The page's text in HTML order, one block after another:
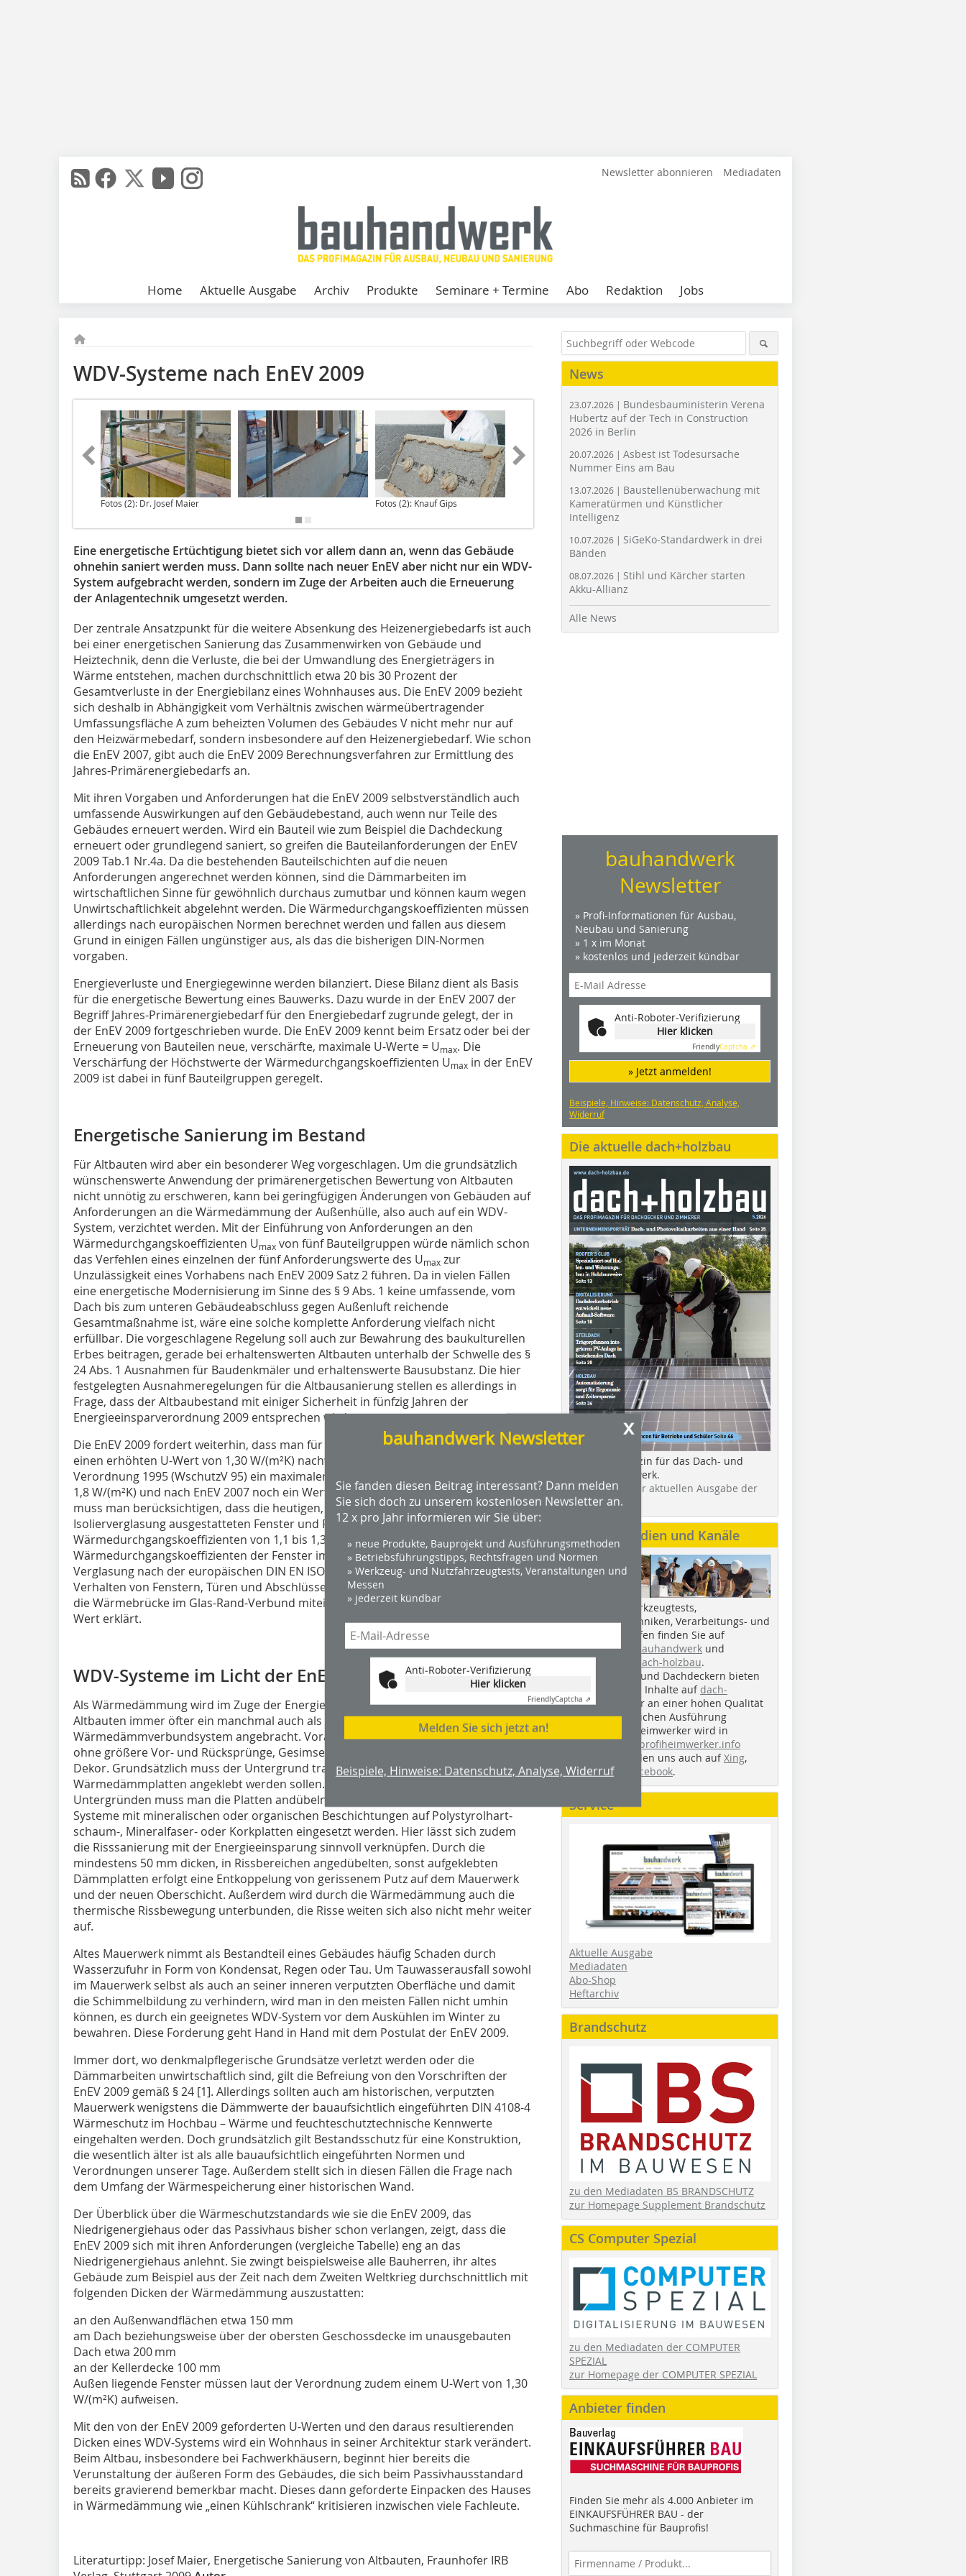
Newsletter abonnieren Mediadaten
Home Aktuelle Ausgabe Archiv Produkte Seminare + Termine Abo Redaktion Jobs
WDV-Systeme nach EnEV 2009
Fotos (2): Dr. Josef Maier Fotos (2): Knauf Gips Fotos (2): Dr. Josef Maier
Eine energetische Ertüchtigung bietet sich vor allem dann an, wenn das Gebäude
ohnehin saniert werden muss. Dann sollte nach neuer EnEV aber nicht nur ein WDV-
System aufgebracht werden, sondern im Zuge der Arbeiten auch die Erneuerung
der Anlagentechnik umgesetzt werden.
Der zentrale Ansatzpunkt für die weitere Absenkung des Heizenergiebedarfs ist auch
bei einer energetischen Sanierung das Zusammenwirken von Gebäude und
Heiztechnik, denn die Verluste, die bei der Umwandlung des Energieträgers in
Wärme entstehen, machen durchschnittlich etwa 20 bis 30 Prozent der
Gesamtverluste in der Energiebilanz eines Wohnhauses aus. Die EnEV 2009 bezieht
sich deshalb in Abhängigkeit vom Verhältnis zwischen wärmeübertragender
Umfassungsfläche A zum beheizten Volumen des Gebäudes V nicht mehr nur auf
den Heizwärmebedarf, sondern insbesondere auf den Heize­nergie­bedarf. Wie schon
die EnEV 2007, gibt auch die EnEV 2009 Berechnungsverfahren zur Ermittlung des
Jahres-Primärenergiebedarfs an.
Mit ihren Vorgaben und Anforderungen hat die EnEV 2009 selbstverständlich auch
umfassende Auswirkungen auf den Gebäudebestand, auch wenn nur Teile des
Gebäudes erneuert werden. Wird ein Bauteil wie zum Beispiel die Dachdeckung
erneuert oder grundlegend saniert, so greifen die Bauteilanforderungen der EnEV
2009 Tab.1 Nr.4a. Da die bestehenden Bauteilschichten auf die neuen
Anforderungen angerechnet werden können, sind die Dämmarbeiten im
wirtschaftlichen Sinne für gewöhnlich durchaus zumutbar und können kaum wegen
Unwirtschaftlichkeit abgelehnt werden. Die Wärmedurchgangskoeffizienten müssen
allerdings nach europäischen Normen berechnet werden und fallen aus diesem
Grund in einigen Fällen ungünstiger aus, als das die bisherigen DIN-Normen
vorgaben.
Energieverluste und Energiegewinne werden bilanziert. Diese Bilanz dient als Basis
für die energetische Bewer­tung eines Bauwerks. Dazu wurde in der EnEV 2007 der
Begriff Jahres-Primärenergiebedarf für den Energie­bedarf zugrunde gelegt, der in
der EnEV 2009 fortgeschrie­ben wurde. Die EnEV 2009 kennt beim Ersatz oder bei der
Erneuerung von Bauteilen neue, verschärfte, maximale U-Werte = Umax. Die
Verschärfung der Höchstwerte der Wärmedurchgangskoeffizienten Umax in der EnEV
2009 ist dabei in fünf Bauteilgruppen geregelt.
Energetische Sanierung im Bestand
Für Altbauten wird aber ein besonderer Weg vorgeschlagen. Um die grundsätzlich
wünschenswerte Anwendung der primärenergetischen Bewertung von Altbauten
nicht unnötig zu erschweren, kann bei geringfügigen Änderungen von Gebäuden auf
Anforderungen an die Wärmedämmung der Außenhülle, also auch auf ein WDV-
System, verzichtet werden. Mit der Einführung von Anforderungen an den
Wärmedurchgangskoeffizienten Umax von fünf Bauteilgruppen würde nämlich schon
das Verfehlen eines einzelnen der fünf Anforderungswerte des Umax zur
Unzulässigkeit eines Vorhabens nach EnEV 2009 Satz 2 führen. Da in vielen Fällen
eine energetische Modernisierung im Sinne des § 9 Abs. 1 keine umfassende, vom
Dach bis zum unteren Gebäudeabschluss gegen Außenluft reichende
Gesamtmaßnahme ist, wäre eine solche komplette Anforderung vielfach nicht
erfüllbar. Die vorgeschlagene Regelung soll auch zur Bewahrung des baukulturellen
Erbes beitragen, gerade bei erhaltenswerten Altbauten unterhalb der Schwelle des §
24 Abs. 1 Ausnahmen für Baudenkmäler und erhaltenswerte Bausubstanz. Die hier
festgelegten Ausnahmeregelungen für die Altbausanierung stellen es allerdings in
Frage, dass der Altbaubestand mit einiger Sicherheit in fünfzig Jahren der
Energieeinsparverordnung 2009 entsprechen wird.
Die EnEV 2009 fordert weiterhin, dass man für das in der Wand stehende Fenster
einen erhöhten U-Wert von 1,30 W/(m²K) nachweist, während nach Wärmeschutz-
Verordnung 1995 (WschutzV 95) ein maximaler Wärmedurchgangskoeffizienten k =
1,8 W/(m²K) und nach EnEV 2007 noch ein Wert für U = 1,7 W/(m²K) ausreichte. Dabei
muss man berücksichtigen, dass die heutigen, mit einer Mehrscheiben-
Isolierverglasung ausgestatteten Fenster und Fenstertüren einen
Wärmedurchgangskoeffizienten von 1,1 bis 1,3 W/(m²K) erreichen und dass die
Wärmedurchgangskoeffizienten der Fenster im Zusammenwirken von Rahmen und
Verglasung nach der europäischen DIN EN ISO 10 077 – 1 Wärmetechnisches
Verhalten von Fenstern, Türen und Abschlüssen ermittelt werden müssen. Damit ist
die Wärmebrücke im Glas-Rand-Verbund miteinbezogen, was den niedrigeren U-
Wert erklärt.
WDV-Systeme im Licht der EnEV 2009
Als Wärmedämmung wird im Zuge der Energieeinsparung außen an Neu- und
Altbauten immer öfter ein manchmal auch als „Thermohaut“ bezeichnetes
Wärmedämmverbundsystem angebracht. Voraussetzung dafür ist eine Außenwand
ohne größere Vor- und Rücksprünge, Gesimse, Fenstergewände oder sonstigen
Dekor. Grundsätzlich muss der Untergrund tragend und sauber sein, wenn die
Wärmedämmplatten angeklebt werden sollen. Bei sehr unruhigen, rissigen
Untergründen muss man die Platten andübeln. Es können alle bekannten WDV-
Systeme mit mineralischen oder organischen Beschichtungen auf Polystyrolhart­
schaum-, Mineralfaser- oder Korkplatten eingesetzt werden. Hier lässt sich zudem
die Risssanierung mit der Energieeinsparung sinnvoll verknüpfen. Durch die
mindestens 50 mm dicken, in Rissbereichen angedübelten, sonst aufgeklebten
Dämmplatten erfolgt eine Entkoppelung von gerissenem Putz auf dem Mauerwerk
und der neuen Oberschicht. Außerdem wird durch die Wärmedämmung auch die
thermische Rissbewegung unterbunden, die Risse weiten sich also nicht mehr weiter
auf.
Altes Mauerwerk nimmt als Bestandteil eines Gebäudes häufig Schaden durch
Wasserzufuhr in Form von Kondensat, Regen oder Tau. Um Tauwasserausfall sowohl
im Mauerwerk selbst als auch an seiner inneren verputzten Oberfläche und damit
die Schimmelbildung zu verhindern, wird man in den meisten Fällen nicht umhin
können, es durch ein geeignetes WDV-System vor dem Auskühlen im Winter zu
bewahren. Diese Forderung geht Hand in Hand mit dem Postulat der EnEV 2009.
Immer dort, wo denkmalpflegerische Grundsätze verletzt werden oder die
Dämmarbeiten unwirtschaftlich sind, gilt die Befreiung von den Vorschriften der
EnEV 2009 gemäß § 24 [1]. Allerdings sollten auch am historischen, verputzten
Mauerwerk wenigstens die Dämmwerte der bauaufsichtlich eingeführten DIN 4108-4
Wärmeschutz im Hochbau – Wärme und feuchteschutztechnische Kennwerte
eingehalten werden. Doch grundsätzlich gilt Bestandsschutz für eine Konstruktion,
die wesentlich älter ist als alle bauaufsichtlich eingeführten Normen und
Verordnungen unserer Tage. Außerdem stellt sich in diesen Fällen die Frage nach
dem Umfang der Wärmespeicherung einer historischen Wand.
Der Überblick über die Wärmeschutzstandards wie sie die EnEV 2009, das
Niedrigenergiehaus oder das Passivhaus bisher schon verlangen, zeigt, dass die
EnEV 2009 sich mit ihren Anforderungen (vergleiche Tabelle) eng an das
Niedrigenergiehaus anlehnt. Sie zwingt beispielsweise alle Bauherren, ihr altes
Gebäude zum Beispiel aus der Zeit nach dem Zweiten Weltkrieg durchschnittlich mit
folgenden Dicken der Wärmedämmung auszustatten:
an den Außenwandflächen etwa 150 mm
am Dach beziehungsweise über der obersten Geschossdecke im unausgebauten
Dach etwa 200 mm
an der Kellerdecke 100 mm
Außen liegende Fenster müssen laut der Verordnung zudem einem U-Wert von 1,30
W/(m²K) aufweisen.
Mit den von der EnEV 2009 geforderten U-Werten und den daraus resultierenden
Dicken eines WDV-Systems wird ein Wohnhaus in seiner Architektur stark verändert.
Beim Altbau, insbesondere bei Fachwerkhäusern, beginnt hier bereits die
Verunstaltung der äußeren Form des Gebäudes, die sich beim Passivhausstandard
bereits gravierend bemerkbar macht. Dieses dann geforderte Einpacken des Hauses
in Wärmedämmung wie „einen Kühlschrank“ kritisieren inzwischen viele Fachleute.
Literaturtipp: Josef Maier, Energetische Sanierung von Altbauten, Fraunhofer IRB
x
bauhandwerk Newsletter
Sie fanden diesen Beitrag interessant? Dann melden
Sie sich doch zu unserem kostenlosen Newsletter an.
12 x pro Jahr informieren wir Sie über:
» neue Produkte, Bauprojekt und Ausführungsmethoden
» Betriebsführungstipps, Rechtsfragen und Normen
» Werkzeug- und Nutzfahrzeugtests, Veranstaltungen und
Messen
» jederzeit kündbar
Anti-Roboter-Verifizierung
Hier klicken
FriendlyCaptcha ⇗
Melden Sie sich jetzt an!
Beispiele, Hinweise: Datenschutz, Analyse, Widerruf
News
23.07.2026 | Bundesbauministerin Verena
Hubertz auf der Tech in Construction
2026 in Berlin
20.07.2026 | Asbest ist Todesursache
Nummer Eins am Bau
13.07.2026 | Baustellenüberwachung mit
Kameratürmen und Künstlicher
Intelligenz
10.07.2026 | SiGeKo-Standardwerk in drei
Bänden
08.07.2026 | Stihl und Kärcher starten
Akku-Allianz
Alle News
bauhandwerk
Newsletter
» Profi-Informationen für Ausbau,
Neubau und Sanierung
» 1 x im Monat
» kostenlos und jederzeit kündbar
Anti-Roboter-Verifizierung
Hier klicken
FriendlyCaptcha ⇗
» Jetzt anmelden!
Beispiele, Hinweise: Datenschutz, Analyse,
Widerruf
Die aktuelle dach+holzbau
Das Profimagazin für das Dach- und
Holzbauhandwerk.
Hier geht es zur aktuellen Ausgabe der
dach+holzbau.
Weitere Medien und Kanäle
Videos von Werkzeugtests,
Handwerkstechniken, Verarbeitungs- und
Montageabläufen finden Sie auf
youtube.com/bauhandwerk und
youtube.com/dach-holzbau.
Zimmerleuten und Dachdeckern bieten
wir spannende Inhalte auf dach-
holzbau.de
, der an einer hohen Qualität
der handwerklichen Ausführung
interessierte Heimwerker wird in
unserem Blog
profiheimwerker.info
fündig. Sie finden uns auch aufXing,
Twitterund Facebook.
Service
Aktuelle Ausgabe
Mediadaten
Abo-Shop
Heftarchiv
Brandschutz
zu den Mediadaten BS BRANDSCHUTZ
zur Homepage Supplement Brandschutz
CS Computer Spezial
zu den Mediadaten der COMPUTER
SPEZIAL
zur Homepage der COMPUTER SPEZIAL
Anbieter finden
Finden Sie mehr als 4.000 Anbieter im
EINKAUFSFÜHRER BAU - der
Suchmaschine für Bauprofis!